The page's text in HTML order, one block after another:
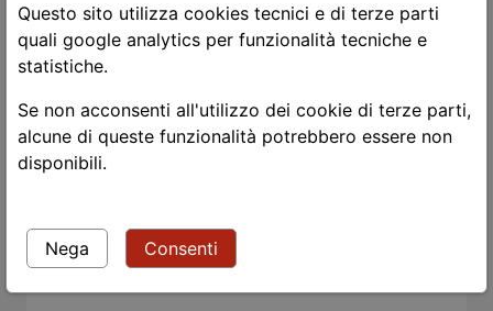
Gli occhi delle donne
Rosch e la psicologia buddhista
Togliere la maschera
Mind Hacks: Osama Bin Language Acquistion
Le chat
Questo sito utilizza cookies tecnici e di terze parti
quali google analytics per funzionalità tecniche e
statistiche.
Se non acconsenti all'utilizzo dei cookie di terze parti,
alcune di queste funzionalità potrebbero essere non
disponibili.
Nega Consenti